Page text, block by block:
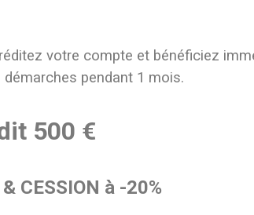
votre compte et bénéficiez
démarches pendant 1 mois.
500 €
CESSION à -20%